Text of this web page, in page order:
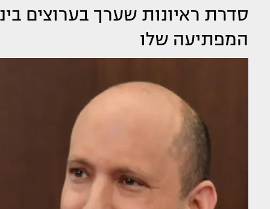
סדרת ראיונות שערך בערוצים
המפתיעה שלו